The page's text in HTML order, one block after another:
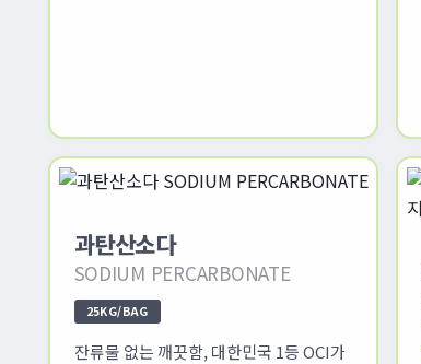
과탄산소다
SODIUM PERCARBONATE
25KG/BAG
잔류물 없는 깨끗함, 대한민국 1등 OCI가